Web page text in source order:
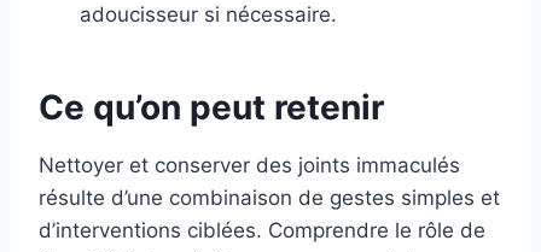
adoucisseur si nécessaire.
Ce qu’on peut retenir
Nettoyer et conserver des joints immaculés
résulte d’une combinaison de gestes simples et
d’interventions ciblées. Comprendre le rôle de